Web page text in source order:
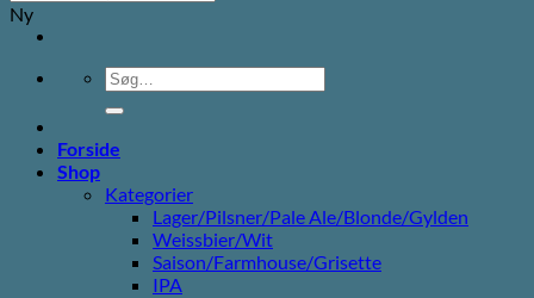
Søg
efter:
Forside
Shop
Kategorier
Lager/Pilsner/Pale Ale/Blonde/Gylden
Weissbier/Wit
Saison/Farmhouse/Grisette
IPA
Ny